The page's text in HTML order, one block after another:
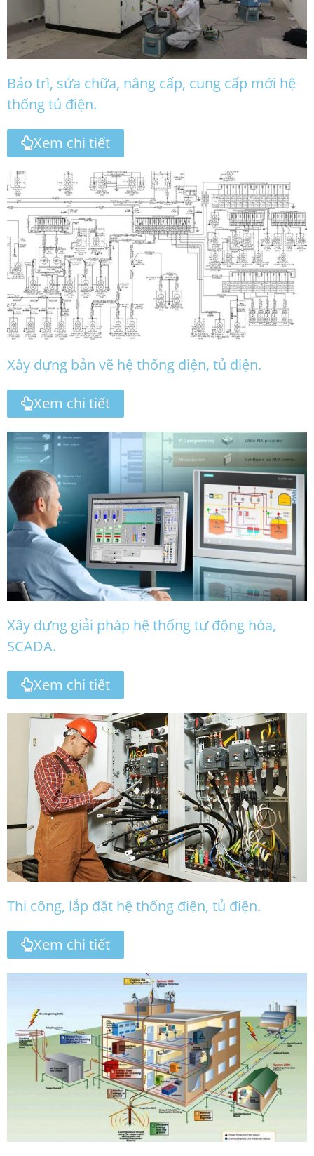
Bảo trì, sửa chữa, nâng cấp, cung cấp mới hệ
thống tủ điện.
Xem chi tiết
Xây dựng bản vẽ hệ thống điện, tủ điện.
Xem chi tiết
Xây dựng giải pháp hệ thống tự động hóa,
SCADA.
Xem chi tiết
Thi công, lắp đặt hệ thống điện, tủ điện.
Xem chi tiết